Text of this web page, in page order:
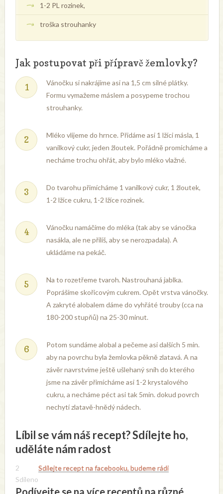
1-2 PL rozinek,
troška strouhanky
Jak postupovat při přípravě žemlovky?
Vánočku si nakrájíme asi na 1,5 cm silné plátky.
Formu vymažeme máslem a posypeme trochou
strouhanky.
Mléko vlijeme do hrnce. Přidáme asi 1 lžíci másla, 1
vanilkový cukr, jeden žloutek. Pořádně promícháme a
necháme trochu ohřát, aby bylo mléko vlažné.
Do tvarohu přimícháme 1 vanilkový cukr, 1 žloutek,
1-2 lžíce cukru, 1-2 lžíce rozinek.
Vánočku namáčíme do mléka (tak aby se vánočka
nasákla, ale ne příliš, aby se nerozpadala). A
ukládáme na pekáč.
Na to rozetřeme tvaroh. Nastrouhaná jablka.
Poprášíme skořicovým cukrem. Opět vrstva vánočky.
A zakryté alobalem dáme do vyhřáté trouby (cca na
180-200 stupňů) na 25-30 minut.
Potom sundáme alobal a pečeme asi dalších 5 min.
aby na povrchu byla žemlovka pěkně zlatavá. A na
závěr navrstvíme ještě ušlehaný sníh do kterého
jsme na závěr přimícháme asi 1-2 krystalového
cukru, a necháme péct asi tak 5min. dokud povrch
nechytí zlatavě-hnědý nádech.
Líbil se vám náš recept? Sdílejte ho,
uděláte nám radost
2
Sdíleno
Sdílejte recept na facebooku, budeme rádi
Podívejte se na více receptů na různé